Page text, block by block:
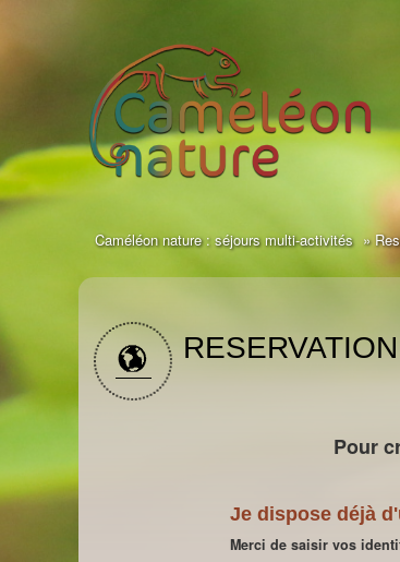
Caméléon nature : séjours multi-activités
RESERVATION
Pour
Je dispose déjà
Merci de saisir vos